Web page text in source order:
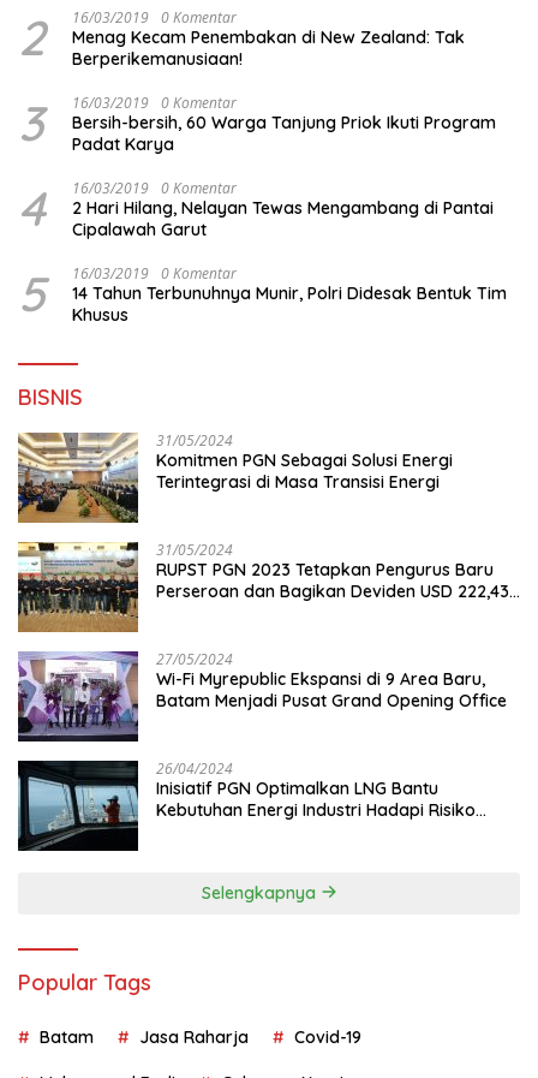
2 16/03/2019 0 Komentar
Menag Kecam Penembakan di New Zealand: Tak
Berperikemanusiaan!
3 16/03/2019 0 Komentar
Bersih-bersih, 60 Warga Tanjung Priok Ikuti Program
Padat Karya
4 16/03/2019 0 Komentar
2 Hari Hilang, Nelayan Tewas Mengambang di Pantai
Cipalawah Garut
5 16/03/2019 0 Komentar
14 Tahun Terbunuhnya Munir, Polri Didesak Bentuk Tim
Khusus
BISNIS
31/05/2024
Komitmen PGN Sebagai Solusi Energi
Terintegrasi di Masa Transisi Energi
31/05/2024
RUPST PGN 2023 Tetapkan Pengurus Baru
Perseroan dan Bagikan Deviden USD 222,43
27/05/2024
Wi-Fi Myrepublic Ekspansi di 9 Area Baru,
Batam Menjadi Pusat Grand Opening Office
26/04/2024
Inisiatif PGN Optimalkan LNG Bantu
Kebutuhan Energi Industri Hadapi Risiko
Selengkapnya
Popular Tags
Batam Jasa Raharja Covid-19